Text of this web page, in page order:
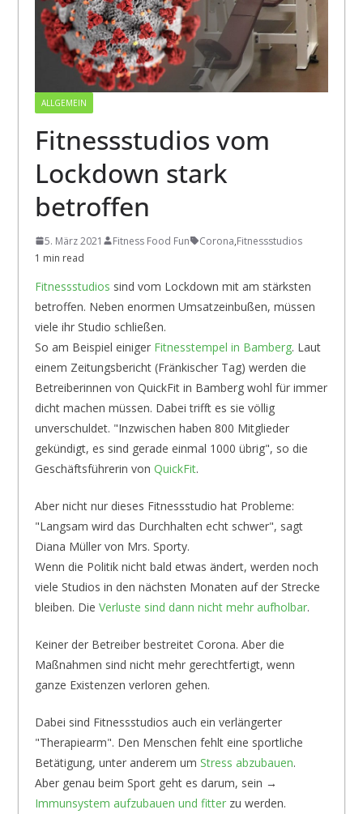
ALLGEMEIN
Fitnessstudios vom
Lockdown stark
betroffen
5. März 2021 Fitness Food Fun Corona,Fitnessstudios
1 min read
Fitnessstudios sind vom Lockdown mit am stärksten
betroffen. Neben enormen Umsatzeinbußen, müssen
viele ihr Studio schließen.
So am Beispiel einiger Fitnesstempel in Bamberg. Laut
einem Zeitungsbericht (Fränkischer Tag) werden die
Betreiberinnen von QuickFit in Bamberg wohl für immer
dicht machen müssen. Dabei trifft es sie völlig
unverschuldet. "Inzwischen haben 800 Mitglieder
gekündigt, es sind gerade einmal 1000 übrig", so die
Geschäftsführerin von QuickFit.
Aber nicht nur dieses Fitnessstudio hat Probleme:
"Langsam wird das Durchhalten echt schwer", sagt
Diana Müller von Mrs. Sporty.
Wenn die Politik nicht bald etwas ändert, werden noch
viele Studios in den nächsten Monaten auf der Strecke
bleiben. Die Verluste sind dann nicht mehr aufholbar.
Keiner der Betreiber bestreitet Corona. Aber die
Maßnahmen sind nicht mehr gerechtfertigt, wenn
ganze Existenzen verloren gehen.
Dabei sind Fitnessstudios auch ein verlängerter
"Therapiearm". Den Menschen fehlt eine sportliche
Betätigung, unter anderem um Stress abzubauen.
Aber genau beim Sport geht es darum, sein →
Immunsystem aufzubauen und fitterzu werden.